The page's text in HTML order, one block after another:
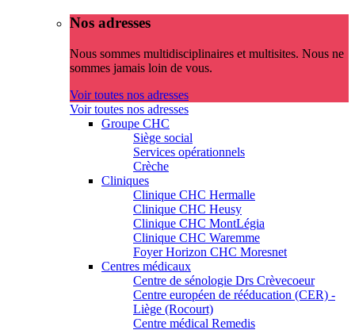
Nos adresses
Nous sommes multidisciplinaires et multisites. Nous ne
sommes jamais loin de vous.
Voir toutes nos adresses
Voir toutes nos adresses
Groupe CHC
Siège social
Services opérationnels
Crèche
Cliniques
Clinique CHC Hermalle
Clinique CHC Heusy
Clinique CHC MontLégia
Clinique CHC Waremme
Foyer Horizon CHC Moresnet
Centres médicaux
Centre de sénologie Drs Crèvecoeur
Centre européen de rééducation (CER) -
Liège (Rocourt)
Centre médical Remedis